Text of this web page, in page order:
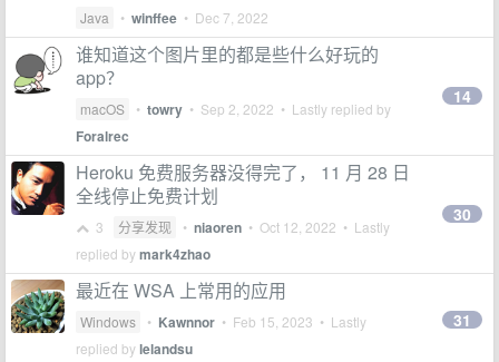
Java • winffee • Dec 7, 2022
谁知道这个图片里的都是些什么好玩的
app？
macOS • towry • Sep 2, 2022 • Lastly replied by
Foralrec
14
Heroku 免费服务器没得完了， 11 月 28 日
全线停止免费计划
3 分享发现 • niaoren • Oct 12, 2022 • Lastly
replied bymark4zhao
30
最近在 WSA 上常用的应用
Windows • Kawnnor • Feb 15, 2023 • Lastly
replied bylelandsu
31